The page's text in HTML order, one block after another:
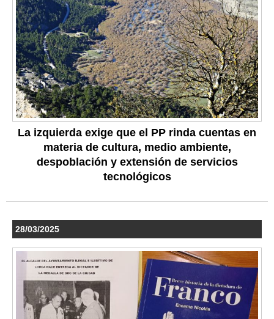
La izquierda exige que el PP rinda cuentas en
materia de cultura, medio ambiente,
despoblación y extensión de servicios
tecnológicos
28/03/2025